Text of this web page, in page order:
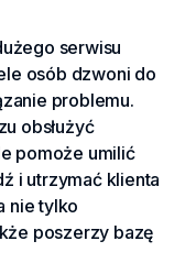
serwisu
osób dzwoni do
problemu.
obsłużyć
pomoże umilić
i utrzymać klienta
nie tylko
poszerzy bazę